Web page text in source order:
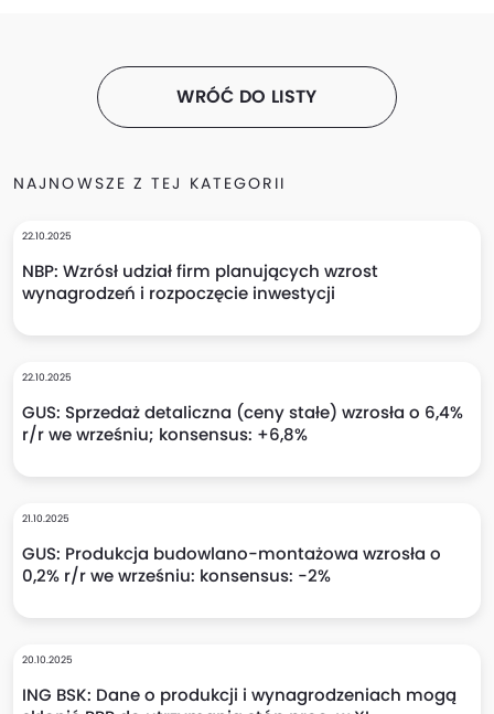
WRÓĆ DO LISTY
NAJNOWSZE Z TEJ KATEGORII
22.10.2025
NBP: Wzrósł udział firm planujących wzrost
wynagrodzeń i rozpoczęcie inwestycji
22.10.2025
GUS: Sprzedaż detaliczna (ceny stałe) wzrosła o 6,4%
r/r we wrześniu; konsensus: +6,8%
21.10.2025
GUS: Produkcja budowlano-montażowa wzrosła o
0,2% r/r we wrześniu: konsensus: -2%
20.10.2025
ING BSK: Dane o produkcji i wynagrodzeniach mogą